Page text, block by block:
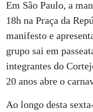
Em São Paulo, a
18h na Praça da
manifesto e
grupo sai em
integrantes do
20 anos abre o
Ao longo desta